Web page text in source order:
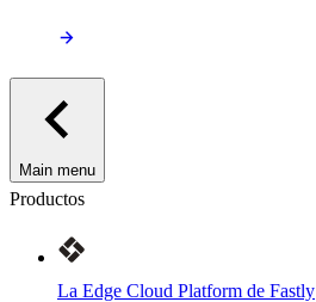
Main menu
Productos
La Edge Cloud Platform de Fastly